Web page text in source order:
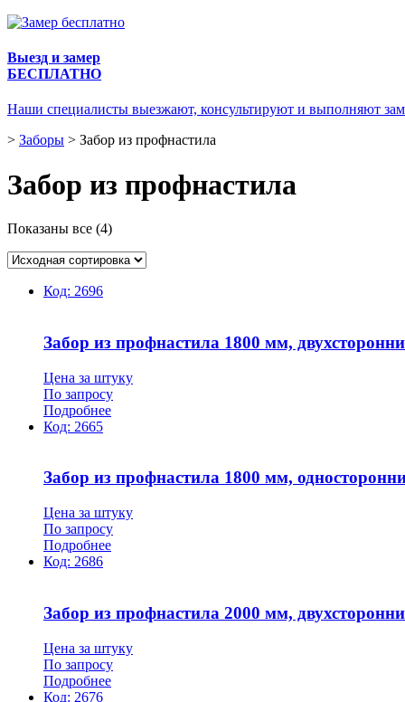
Выезд и замер
БЕСПЛАТНО
Наши специалисты выезжают, консультируют и выполняют
> Заборы > Забор из профнастила
Забор из профнастила
Показаны все (4)
Код: 2696
Забор из профнастила 1800 мм,
Цена за штуку
По запросу
Подробнее
Код: 2665
Забор из профнастила 1800 мм,
Цена за штуку
По запросу
Подробнее
Код: 2686
Забор из профнастила 2000 мм,
Цена за штуку
По запросу
Подробнее
Код: 2676